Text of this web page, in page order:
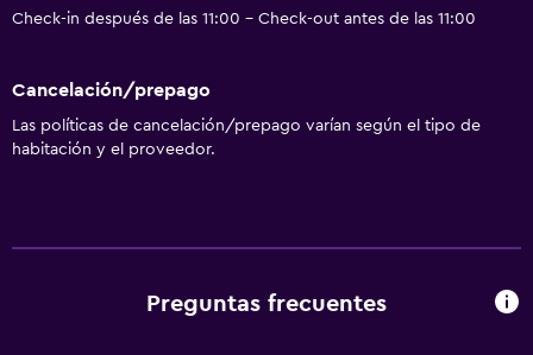
Recepción 24 horas
Servicios básicos
Check-in después de las 11:00 - Check-out antes de las 11:00
Cancelación/prepago
Las políticas de cancelación/prepago varían según el tipo de
habitación y el proveedor.
Preguntas frecuentes